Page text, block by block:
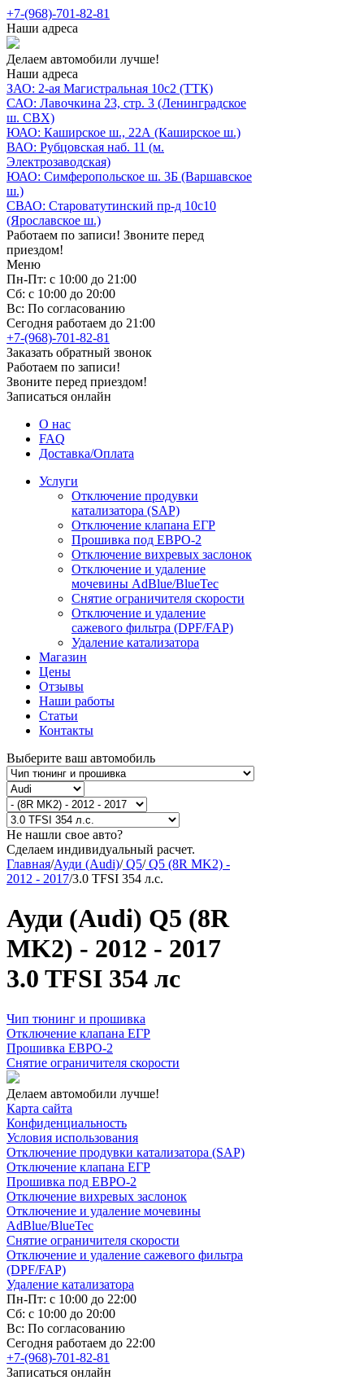
+7-(968)-701-82-81
Наши адреса
Делаем автомобили лучше!
Наши адреса
ЗАО: 2-ая Магистральная 10с2 (ТТК)
САО: Лавочкина 23, стр. 3 (Ленинградское
ш. СВХ)
ЮАО: Каширское ш., 22А (Каширское ш.)
ВАО: Рубцовская наб. 11 (м.
Электрозаводская)
ЮАО: Симферопольское ш. 3Б (Варшавское
ш.)
СВАО: Староватутинский пр-д 10с10
(Ярославское ш.)
Работаем по записи! Звоните перед
приездом!
Меню
Пн-Пт: с 10:00 до 21:00
Сб: с 10:00 до 20:00
Вс: По согласованию
Сегодня работаем до 21:00
+7-(968)-701-82-81
Заказать обратный звонок
Работаем по записи!
Звоните перед приездом!
Записаться онлайн
О нас
FAQ
Доставка/Оплата
Услуги
Отключение продувки
катализатора (SAP)
Отключение клапана ЕГР
Прошивка под ЕВРО-2
Отключение вихревых заслонок
Отключение и удаление
мочевины AdBlue/BlueTec
Снятие ограничителя скорости
Отключение и удаление
сажевого фильтра (DPF/FAP)
Удаление катализатора
Магазин
Цены
Отзывы
Наши работы
Статьи
Контакты
Выберите ваш автомобиль
Не нашли свое авто?
Сделаем индивидуальный расчет.
Главная/Ауди (Audi)/Q5/Q5 (8R MK2) -
2012 - 2017/3.0 TFSI 354 л.с.
Ауди (Audi) Q5 (8R
MK2) - 2012 - 2017
3.0 TFSI 354 лс
Чип тюнинг и прошивка
Отключение клапана ЕГР
Прошивка ЕВРО-2
Снятие ограничителя скорости
Делаем автомобили лучше!
Карта сайта
Конфиденциальность
Условия использования
Отключение продувки катализатора (SAP)
Отключение клапана ЕГР
Прошивка под ЕВРО-2
Отключение вихревых заслонок
Отключение и удаление мочевины
AdBlue/BlueTec
Снятие ограничителя скорости
Отключение и удаление сажевого фильтра
(DPF/FAP)
Удаление катализатора
Пн-Пт: с 10:00 до 22:00
Сб: с 10:00 до 20:00
Вс: По согласованию
Сегодня работаем до 22:00
+7-(968)-701-82-81
Записаться онлайн